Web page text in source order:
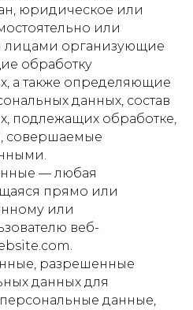
юридическое или
или
лицами организующие
обработку
а также определяющие
данных, состав
подлежащих обработке,
совершаемые
— любая
прямо или
или
веб-
разрешенные
данных для
данные,